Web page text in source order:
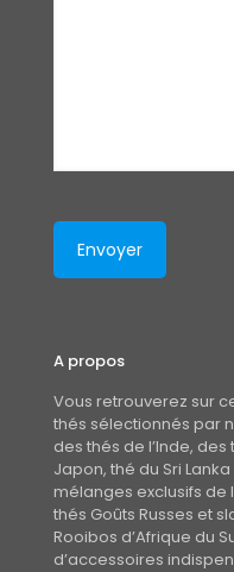
A propos
Vous retrouverez sur
thés sélectionnés par
des thés de l’Inde,
Japon, thé du Sri
mélanges exclusifs de
thés Goûts Russes et
Rooibos d’Afrique du
d’accessoires